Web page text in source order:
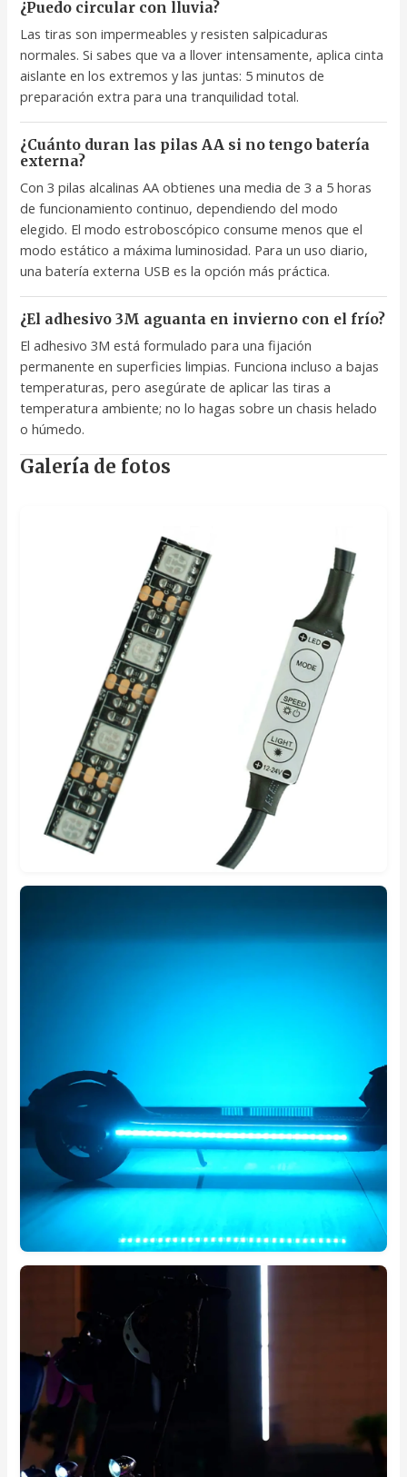
¿Puedo circular con lluvia?
Las tiras son impermeables y resisten salpicaduras
normales. Si sabes que va a llover intensamente, aplica cinta
aislante en los extremos y las juntas: 5 minutos de
preparación extra para una tranquilidad total.
¿Cuánto duran las pilas AA si no tengo batería
externa?
Con 3 pilas alcalinas AA obtienes una media de 3 a 5 horas
de funcionamiento continuo, dependiendo del modo
elegido. El modo estroboscópico consume menos que el
modo estático a máxima luminosidad. Para un uso diario,
una batería externa USB es la opción más práctica.
¿El adhesivo 3M aguanta en invierno con el frío?
El adhesivo 3M está formulado para una fijación
permanente en superficies limpias. Funciona incluso a bajas
temperaturas, pero asegúrate de aplicar las tiras a
temperatura ambiente; no lo hagas sobre un chasis helado
o húmedo.
Galería de fotos